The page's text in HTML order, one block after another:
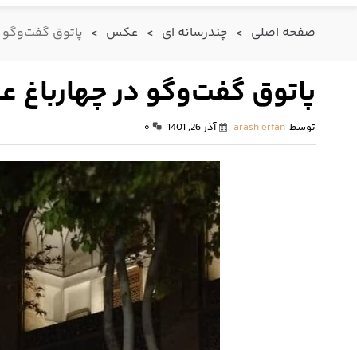
صفحه اصلی > چندرسانه ای > عکس > پاتوق گفت‌وگو
پاتوق گفت‌وگو در
توسط arash erfan آذر 26, 1401 ۰